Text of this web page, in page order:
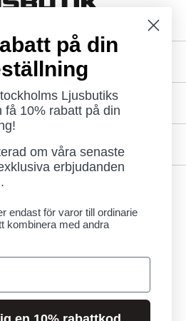
6, 112 27 Stockholm
på din
Ljusbutiks
få 10% rabatt på din
om våra senaste
erbjudanden
endast för varor till ordinarie
kombinera med andra